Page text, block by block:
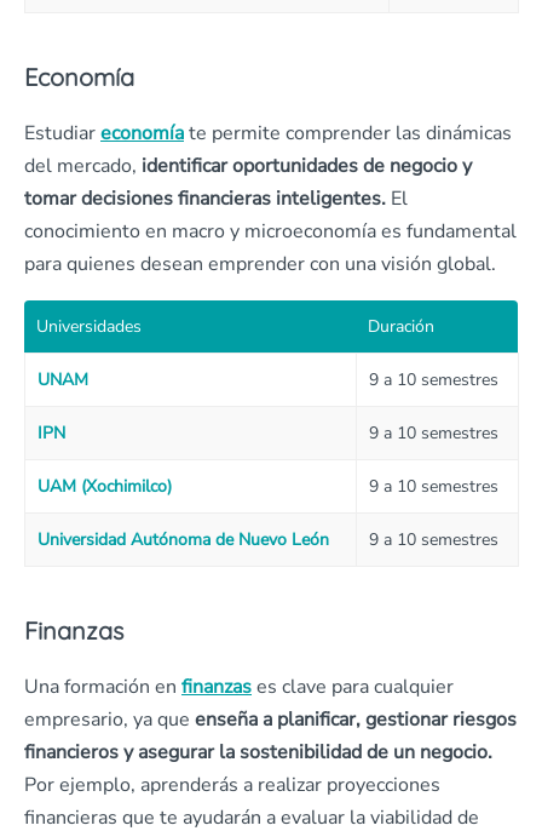
Economía
Estudiareconomíate permite comprender las dinámicas
del mercado, identificar oportunidades de negocio y
tomar decisiones financieras inteligentes. El
conocimiento en macro y microeconomía es fundamental
para quienes desean emprender con una visión global.
Universidades Duración
UNAM 9 a 10 semestres
IPN 9 a 10 semestres
UAM (Xochimilco) 9 a 10 semestres
Universidad Autónoma de Nuevo León 9 a 10 semestres
Finanzas
Una formación en finanzases clave para cualquier
empresario, ya que enseña a planificar, gestionar riesgos
financieros y asegurar la sostenibilidad de un negocio.
Por ejemplo, aprenderás a realizar proyecciones
financieras que te ayudarán a evaluar la viabilidad de